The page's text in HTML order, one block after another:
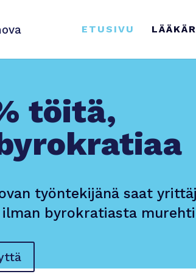
ETUSIVU
töitä,
työntekijänä saat
ilman byrokratiasta